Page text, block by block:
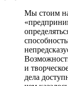
Мы стоим
и
дела